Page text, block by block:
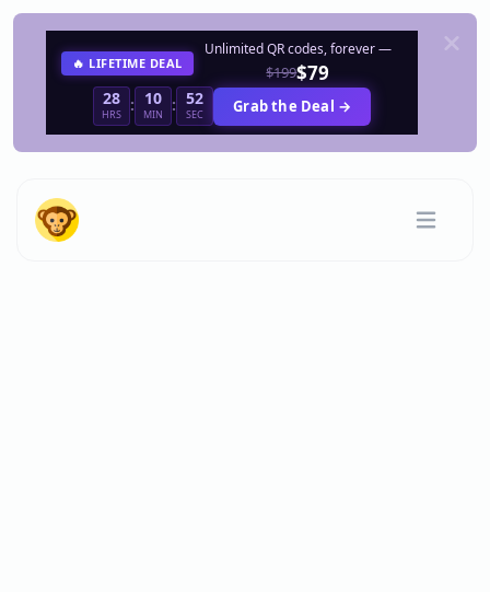
🔥 LIFETIME DEAL
Unlimited QR codes, forever —
$199$79
28
HRS : 10
MIN : 52
SEC Grab the Deal →